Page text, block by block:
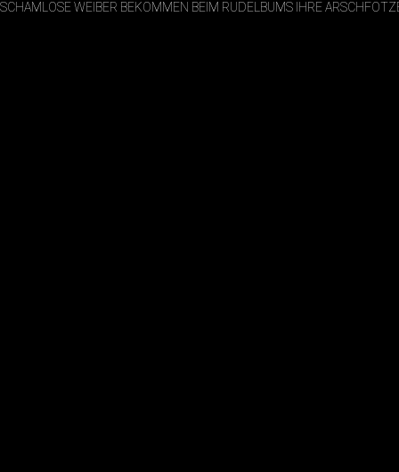
SCHAMLOSE WEIBER BEKOMMEN BEIM RUDELBUMS IHRE